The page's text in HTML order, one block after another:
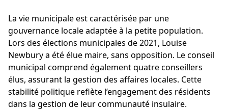
La vie municipale est caractérisée par une
gouvernance locale adaptée à la petite population.
Lors des élections municipales de 2021, Louise
Newbury a été élue maire, sans opposition. Le conseil
municipal comprend également quatre conseillers
élus, assurant la gestion des affaires locales. Cette
stabilité politique reflète l’engagement des résidents
dans la gestion de leur communauté insulaire.